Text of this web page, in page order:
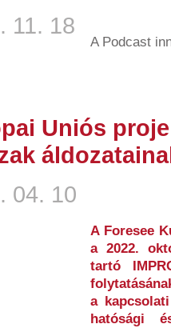
11. 18
A Podcast
Uniós
04. 10
A Foresee
a 2022.
tartó
a
hatósági